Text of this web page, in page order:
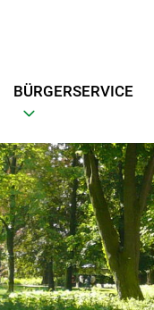
BÜRGERSERVICE